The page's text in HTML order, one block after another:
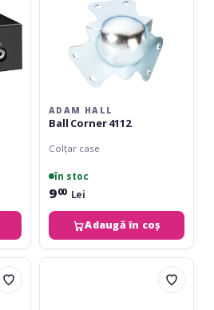
ADAM HALL
Ball Corner 4112
Colțar case
în stoc
900 Lei
Adaugă în coș
Adam